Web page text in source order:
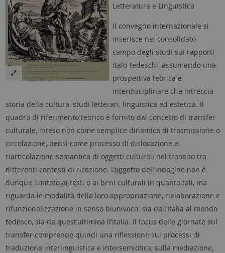
Letteratura e Linguistica
Il convegno internazionale si
inserisce nel consolidato
campo degli studi sui rapporti
italo-tedeschi, assumendo una
prospettiva teorica e
interdisciplinare che intreccia
storia della cultura, studi letterari, linguistica ed estetica. Il
quadro di riferimento teorico è fornito dal concetto di transfer
culturale, inteso non come semplice dinamica di trasmissione o
circolazione, bensì come processo di dislocazione e
riarticolazione semantica di oggetti culturali nel transito tra
differenti contesti di ricezione. L’oggetto dell’indagine non è
dunque limitato ai testi o ai beni culturali in quanto tali, ma
riguarda le modalità della loro appropriazione, rielaborazione e
rifunzionalizzazione in senso biunivoco: sia dall’Italia al mondo
tedesco, sia da quest’ultimioa ll’Italia. Il focus delle giornate sul
transfer comprende quindi una riflessione sui processi di
traduzione interlinguistica e intersemiotica, sulla mediazione,